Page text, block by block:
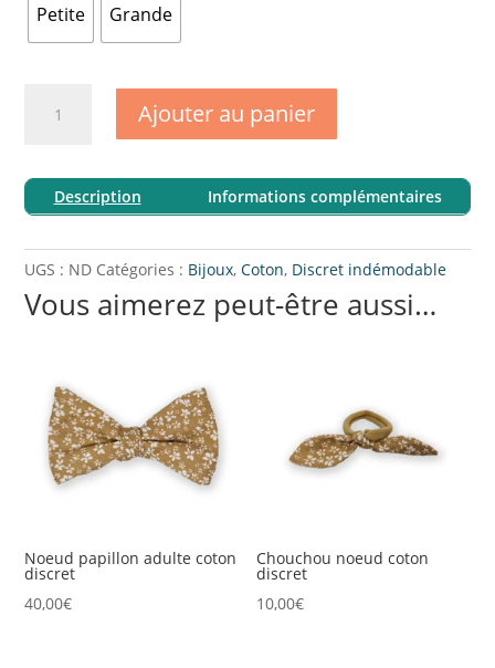
Petite Grande
Gouttes
dorées
coton
discret
-
Ajouter au panier
Description Informations complémentaires
UGS : ND Catégories : Bijoux,Coton, Discret indémodable
Vous aimerez peut-être aussi…
Noeud papillon adulte coton
discret
40,00€
Chouchou noeud coton
discret
10,00€